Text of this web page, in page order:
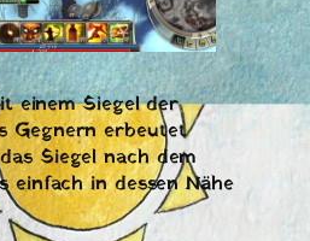
einem Siegel der
Gegnern erbeutet
Siegel nach dem
einfach in dessen Nähe